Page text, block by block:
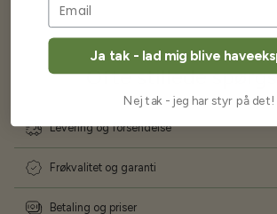
Ofte stillede
Levering og forsendelse
Frøkvalitet og garanti
Betaling og priser
Ja tak - lad mig blive
Nej tak - jeg har styr på det!